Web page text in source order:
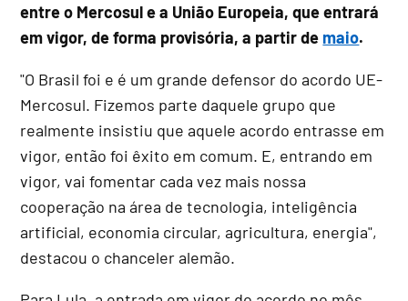
entre o Mercosul e a União Europeia, que entrará
em vigor, de forma provisória, a partir de maio.
"O Brasil foi e é um grande defensor do acordo UE-
Mercosul. Fizemos parte daquele grupo que
realmente insistiu que aquele acordo entrasse em
vigor, então foi êxito em comum. E, entrando em
vigor, vai fomentar cada vez mais nossa
cooperação na área de tecnologia, inteligência
artificial, economia circular, agricultura, energia",
destacou o chanceler alemão.